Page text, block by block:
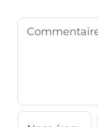
Commentaire